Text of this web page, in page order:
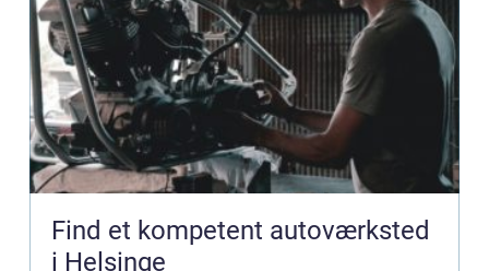
Find et kompetent autoværksted
i Helsinge